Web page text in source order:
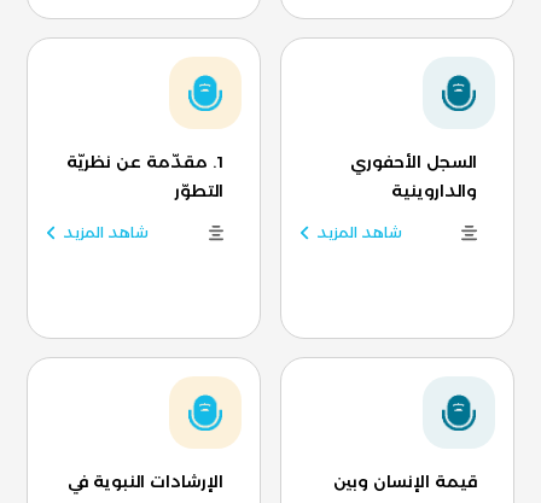
السجل الأحفوري
والداروينية
شاهد المزيد
1. مقدّمة عن نظريّة
التطوّر
شاهد المزيد
قيمة الإنسان وبين
الإرشادات النبوية في